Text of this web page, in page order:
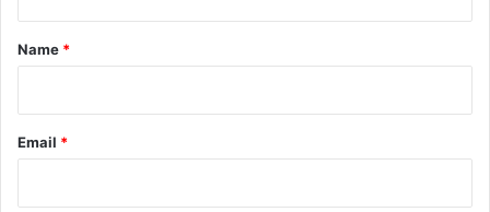
*
Name *
Email *